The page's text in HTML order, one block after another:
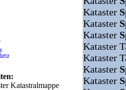
Katastralmappe
Kataster
Kataster
Kataster
Kataster
Kataster
Kataster
Kataster